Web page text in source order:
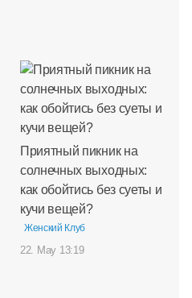
Приятный пикник на
солнечных выходных:
как обойтись без суеты и
кучи вещей?
Женский Клуб
22. May 13:19